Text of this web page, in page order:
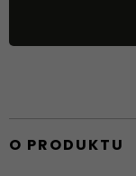
O PRODUKTU